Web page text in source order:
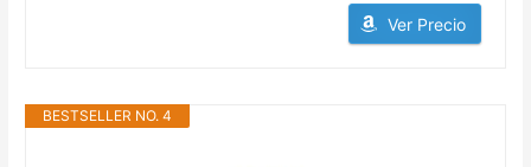
Ver Precio
BESTSELLER NO. 4